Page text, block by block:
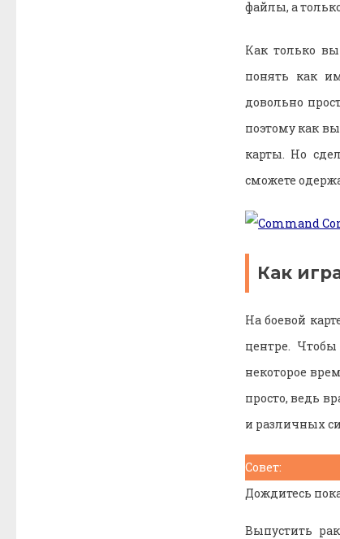
файлы, а
Как только
понять как
довольно
поэтому как
карты. Но
сможете
Как
На боевой
центре.
некоторое
просто, ведь
и различных
Совет:
Дождитесь
Выпустить